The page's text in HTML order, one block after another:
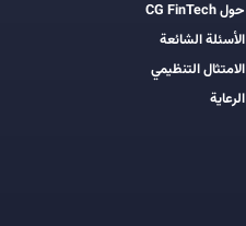
حول CG FinTech
الأسئلة الشائعة
الامتثال التنظيمي
الرعاية